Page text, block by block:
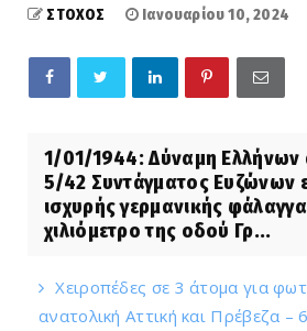
ΣΤΟΧΟΣ Ιανουαρίου 10, 2024
1/01/1944: Δύναμη Ελλήνων
5/42 Συντάγματος Ευζώνων
ισχυρής γερμανικής
χιλιόμετρο της οδού Γρ...
Χειροπέδες σε 3 άτομα για
ανατολική Αττική και Πρέβεζα –